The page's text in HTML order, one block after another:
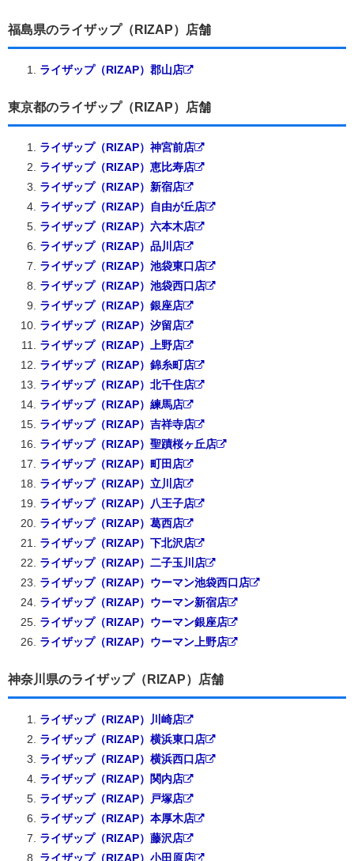
福島県のライザップ（RIZAP）店舗
ライザップ（RIZAP）郡山店
東京都のライザップ（RIZAP）店舗
ライザップ（RIZAP）神宮前店
ライザップ（RIZAP）恵比寿店
ライザップ（RIZAP）新宿店
ライザップ（RIZAP）自由が丘店
ライザップ（RIZAP）六本木店
ライザップ（RIZAP）品川店
ライザップ（RIZAP）池袋東口店
ライザップ（RIZAP）池袋西口店
ライザップ（RIZAP）銀座店
ライザップ（RIZAP）汐留店
ライザップ（RIZAP）上野店
ライザップ（RIZAP）錦糸町店
ライザップ（RIZAP）北千住店
ライザップ（RIZAP）練馬店
ライザップ（RIZAP）吉祥寺店
ライザップ（RIZAP）聖蹟桜ヶ丘店
ライザップ（RIZAP）町田店
ライザップ（RIZAP）立川店
ライザップ（RIZAP）八王子店
ライザップ（RIZAP）葛西店
ライザップ（RIZAP）下北沢店
ライザップ（RIZAP）二子玉川店
ライザップ（RIZAP）ウーマン池袋西口店
ライザップ（RIZAP）ウーマン新宿店
ライザップ（RIZAP）ウーマン銀座店
ライザップ（RIZAP）ウーマン上野店
神奈川県のライザップ（RIZAP）店舗
ライザップ（RIZAP）川崎店
ライザップ（RIZAP）横浜東口店
ライザップ（RIZAP）横浜西口店
ライザップ（RIZAP）関内店
ライザップ（RIZAP）戸塚店
ライザップ（RIZAP）本厚木店
ライザップ（RIZAP）藤沢店
ライザップ（RIZAP）小田原店